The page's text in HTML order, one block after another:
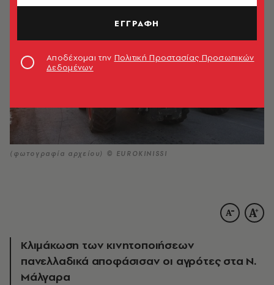
(φωτογραφία αρχείου) © EUROKINISSI
Κλιμάκωση των κινητοποιήσεων
πανελλαδικά αποφάσισαν οι αγρότες στα Ν.
Μάλγαρα
ΕΓΓΡΑΦΗ
Αποδέχομαι την Πολιτική Προστασίας Προσωπικών
Δεδομένων